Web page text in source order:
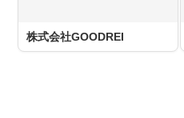
株式会社GOODREI